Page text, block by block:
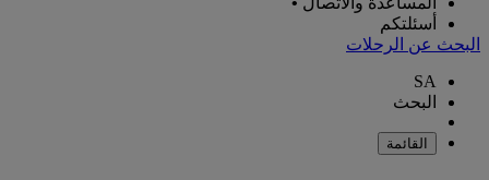
أسئلتكم
البحث عن الرحلات
SA
البحث
القائمة